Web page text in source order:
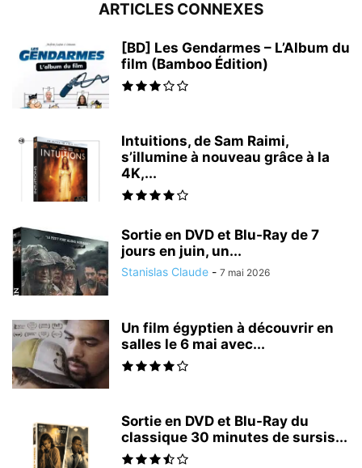
ARTICLES CONNEXES
[BD] Les Gendarmes – L’Album du
film (Bamboo Édition)
Intuitions, de Sam Raimi,
s’illumine à nouveau grâce à la
4K,...
Sortie en DVD et Blu-Ray de 7
jours en juin, un...
Stanislas Claude - 7 mai 2026
Un film égyptien à découvrir en
salles le 6 mai avec...
Sortie en DVD et Blu-Ray du
classique 30 minutes de sursis...